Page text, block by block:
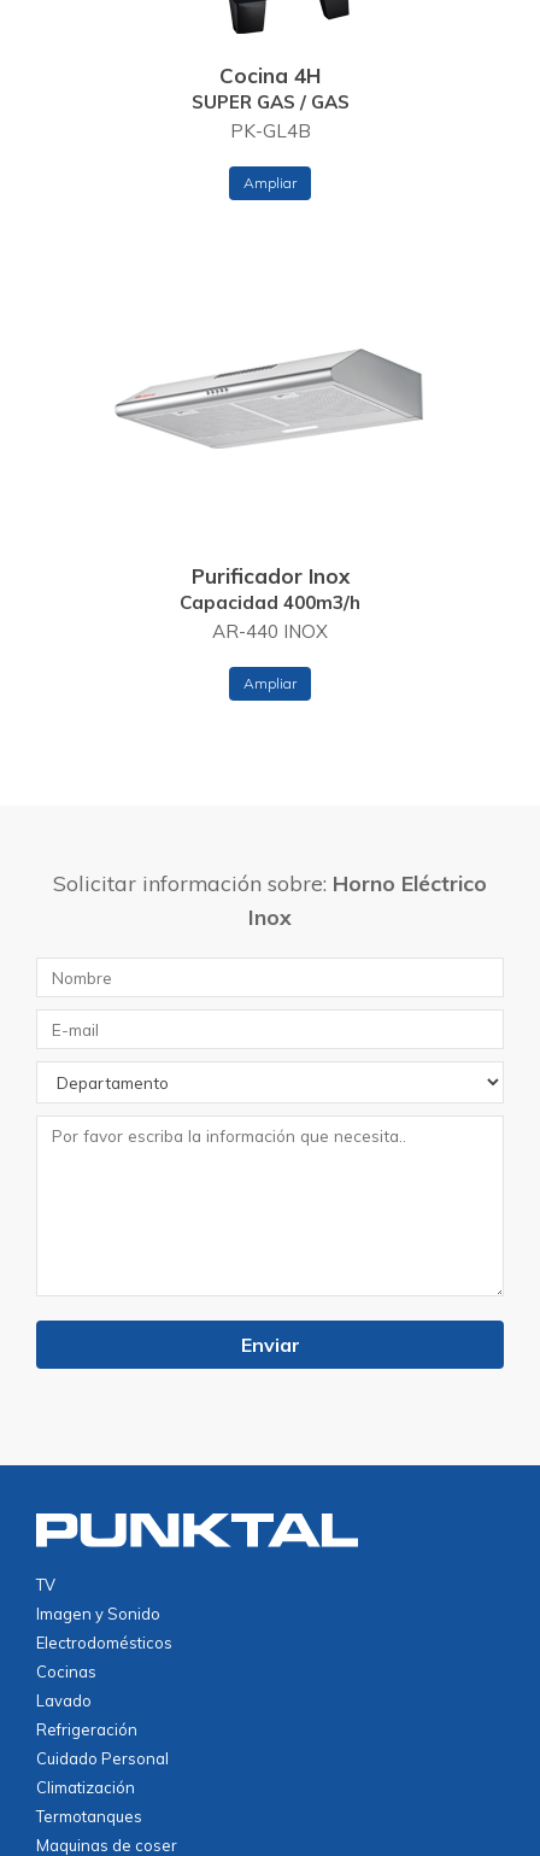
Cocina 4H
SUPER GAS / GAS
PK-GL4B
Ampliar
Purificador Inox
Capacidad 400m3/h
AR-440 INOX
Ampliar
Solicitar información sobre: Horno Eléctrico
Inox
TV
Imagen y Sonido
Electrodomésticos
Cocinas
Lavado
Refrigeración
Cuidado Personal
Climatización
Termotanques
Maquinas de coser